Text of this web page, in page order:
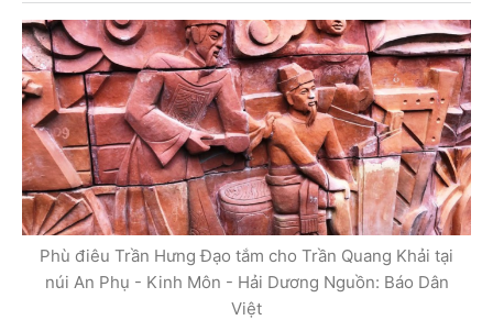
Phù điêu Trần Hưng Đạo tắm cho Trần Quang Khải tại
núi An Phụ - Kinh Môn - Hải Dương Nguồn: Báo Dân
Việt